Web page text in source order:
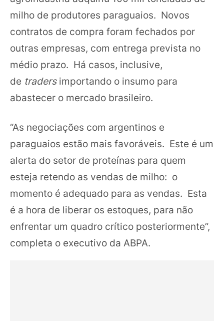
milho de produtores paraguaios. Novos
contratos de compra foram fechados por
outras empresas, com entrega prevista no
médio prazo. Há casos, inclusive,
de tradersimportando o insumo para
abastecer o mercado brasileiro.
“As negociações com argentinos e
paraguaios estão mais favoráveis. Este é um
alerta do setor de proteínas para quem
esteja retendo as vendas de milho: o
momento é adequado para as vendas. Esta
é a hora de liberar os estoques, para não
enfrentar um quadro crítico posteriormente”,
completa o executivo da ABPA.